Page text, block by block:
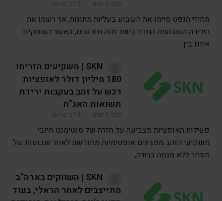
לפני 1 ימים • 7 דק’ קריאה
מחירי הנפט סיימו את השבוע בעליות מתונות, אך רשמו את
הירידה השבועית החדה ביותר מזה חודשים, כאשר השווקים
איזנו בין
SKN | משקיעים הזרימו
180 מיליון דולר לאופציות
רכש על זהב בעקבות ירידת
תשואות האג”ח
לפני 1 ימים • 8 דק’ קריאה
פעילות האופציות מצביעה על חזרה של סנטימנט חיובי
משקיעי הזהב מפגינים אופטימיות מחודשת לאחר שבועות של
מסחר ללא מגמה ברורה,
SKN | השווקים בארה”ב
מתייצבים לאחר הראלי, בעוד